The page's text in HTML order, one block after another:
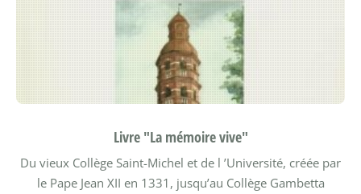
Livre "La mémoire vive"
Du vieux Collège Saint-Michel et de l ’Université, créée par
le Pape Jean XII en 1331, jusqu’au Collège Gambetta